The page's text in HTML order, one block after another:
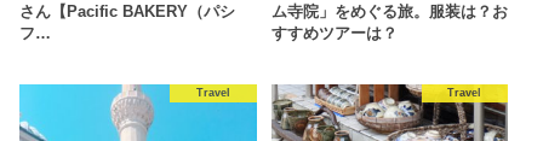
さん【Pacific BAKERY（パシ
フ…
ム寺院」をめぐる旅。服装は？お
すすめツアーは？
Travel Travel